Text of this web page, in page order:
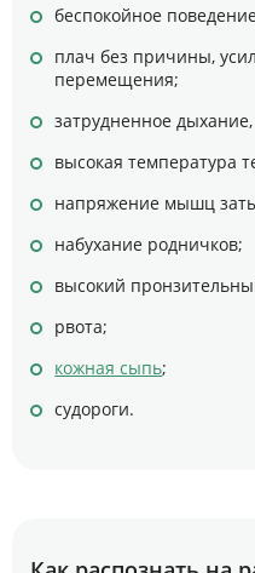
беспокойное
плач без причины,
перемещения;
затрудненное
высокая температура
напряжение мышц
набухание родничков;
высокий
рвота;
кожная сыпь;
судороги.